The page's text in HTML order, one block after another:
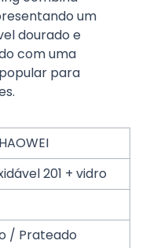
um
dourado e
com uma
para
201 + vidro
/ Prateado